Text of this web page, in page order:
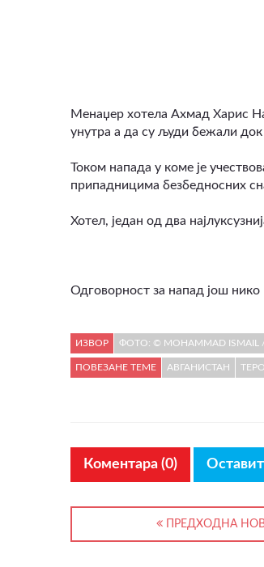
Менаџер хотела Ахмад Харис
унутра а да су људи бежали док
Током напада у коме је
припадницима безбедносних
Хотел, један од два
Одговорност за напад још нико
ИЗВОР ФОТО: © MOHAMMAD ISMAIL /
ПОВЕЗАНЕ ТЕМЕ АВГАНИСТАН
Коментара (0)
ПРЕДХОДНА